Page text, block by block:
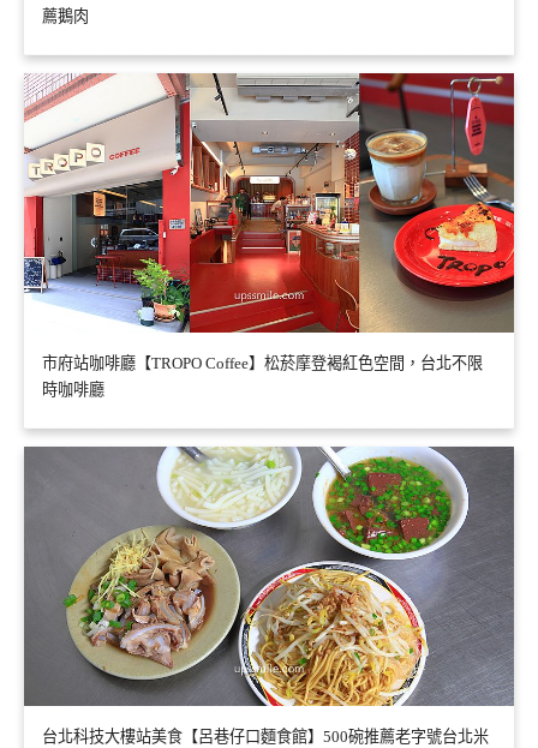
薦鵝肉
市府站咖啡廳【TROPO Coffee】松菸摩登褐紅色空間，台北不限
時咖啡廳
台北科技大樓站美食【呂巷仔口麵食館】500碗推薦老字號台北米